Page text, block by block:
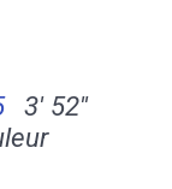
3' 52''